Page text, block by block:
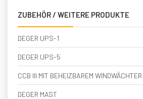
ZUBEHÖR / WEITERE PRODUKTE
DEGER UPS-1
DEGER UPS-5
CCB III MIT BEHEIZBAREM
DEGER MAST